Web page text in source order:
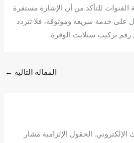
القنوات للتأكد من أن الإشارة مستقرة
على خدمة سريعة وموثوقة، فلا تتردد
تركيب ستلايت الوفرة.
المقالة التالية ←
الإلكتروني. الحقول الإلزامية مشار